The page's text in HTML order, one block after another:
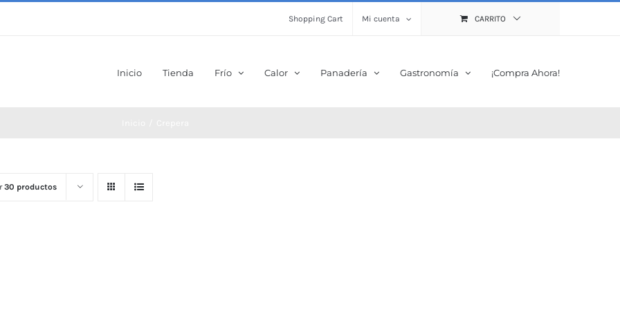
Shopping Cart Mi cuenta CARRITO
Inicio Tienda Frío Calor Panadería Gastronomía ¡Compra Ahora!
30 productos